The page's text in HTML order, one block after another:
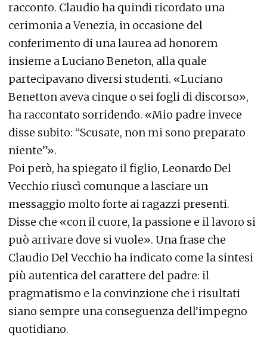
racconto. Claudio ha quindi ricordato una
cerimonia a Venezia, in occasione del
conferimento di una laurea ad honorem
insieme a Luciano Beneton, alla quale
partecipavano diversi studenti. «Luciano
Benetton aveva cinque o sei fogli di discorso»,
ha raccontato sorridendo. «Mio padre invece
disse subito: “Scusate, non mi sono preparato
niente”».
Poi però, ha spiegato il figlio, Leonardo Del
Vecchio riuscì comunque a lasciare un
messaggio molto forte ai ragazzi presenti.
Disse che «con il cuore, la passione e il lavoro si
può arrivare dove si vuole». Una frase che
Claudio Del Vecchio ha indicato come la sintesi
più autentica del carattere del padre: il
pragmatismo e la convinzione che i risultati
siano sempre una conseguenza dell’impegno
quotidiano.